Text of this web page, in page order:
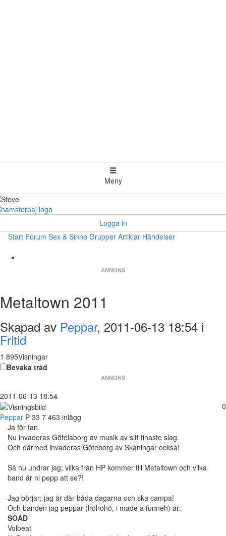
Meny
Logga in
Start Forum Sex & Sinne Grupper Artiklar Händelser
ANNONS
Metaltown 2011
Skapad av Peppar, 2011-06-13 18:54 i
Fritid
1 895Visningar
Bevaka tråd
ANNONS
2011-06-13 18:54
0
Peppar P 33 7 463 inlägg
Ja för fan.
Nu invaderas Götelaborg av musik av sitt finaste slag.
Och därmed invaderas Göteborg av Skåningar också!
Så nu undrar jag; vilka från HP kommer till Metaltown och vilka
band är ni pepp att se?!
Jag börjar; jag är där båda dagarna och ska campa!
Och banden jag peppar (höhöhö, i made a funneh) är:
SOAD
Volbeat